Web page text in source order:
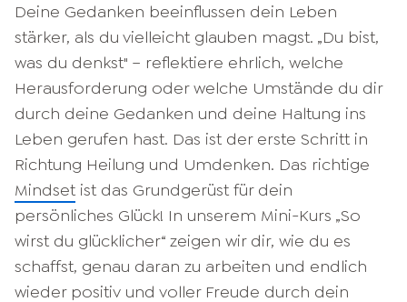
Deine Gedanken beeinflussen dein Leben
stärker, als du vielleicht glauben magst. „Du bist,
was du denkst" – reflektiere ehrlich, welche
Herausforderung oder welche Umstände du dir
durch deine Gedanken und deine Haltung ins
Leben gerufen hast. Das ist der erste Schritt in
Richtung Heilung und Umdenken. Das richtige
Mindset ist das Grundgerüst für dein
persönliches Glück! In unserem Mini-Kurs „So
wirst du glücklicher“ zeigen wir dir, wie du es
schaffst, genau daran zu arbeiten und endlich
wieder positiv und voller Freude durch dein